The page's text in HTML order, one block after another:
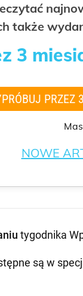
także
3
PRZEZ
NOWE
tygodnika
są w